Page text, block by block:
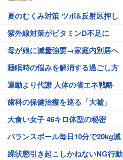
夏のむくみ対策 ツボ&反射区押し
紫外線対策がビタミンD不足に
母が娘に減量強要→家庭内別居へ
睡眠時の悩みを解消する過ごし方
運動より代謝 人体の省エネ戦略
歯科の保健治療を巡る「大嘘」
大食い女子 46キロ体型の秘密
バランスボール毎日10分で20kg減
躁状態引き起こしかねないNG行動